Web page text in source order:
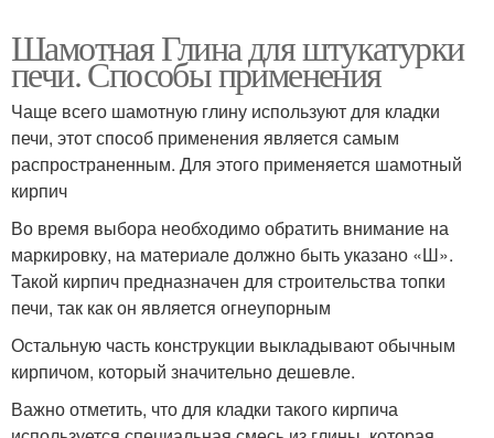
Шамотная Глина для штукатурки
печи. Способы применения
Чаще всего шамотную глину используют для кладки
печи, этот способ применения является самым
распространенным. Для этого применяется шамотный
кирпич
Во время выбора необходимо обратить внимание на
маркировку, на материале должно быть указано «Ш».
Такой кирпич предназначен для строительства топки
печи, так как он является огнеупорным
Остальную часть конструкции выкладывают обычным
кирпичом, который значительно дешевле.
Важно отметить, что для кладки такого кирпича